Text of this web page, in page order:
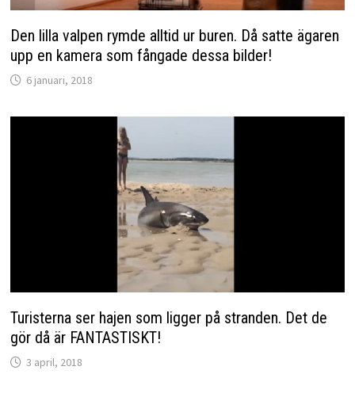
Den lilla valpen rymde alltid ur buren. Då satte ägaren
upp en kamera som fångade dessa bilder!
6 januari, 2018
Turisterna ser hajen som ligger på stranden. Det de
gör då är FANTASTISKT!
3 april, 2018